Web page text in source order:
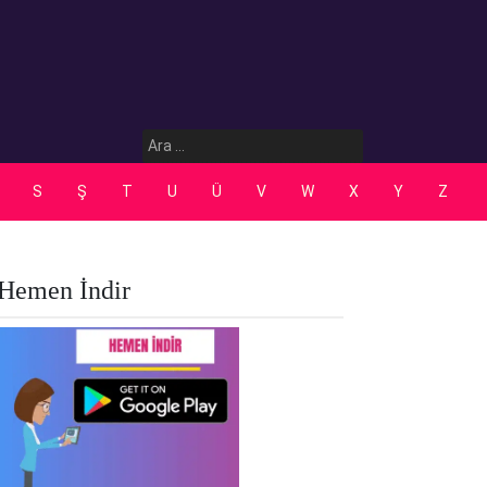
Arama:
S Ş T U Ü V W X Y Z
İndir